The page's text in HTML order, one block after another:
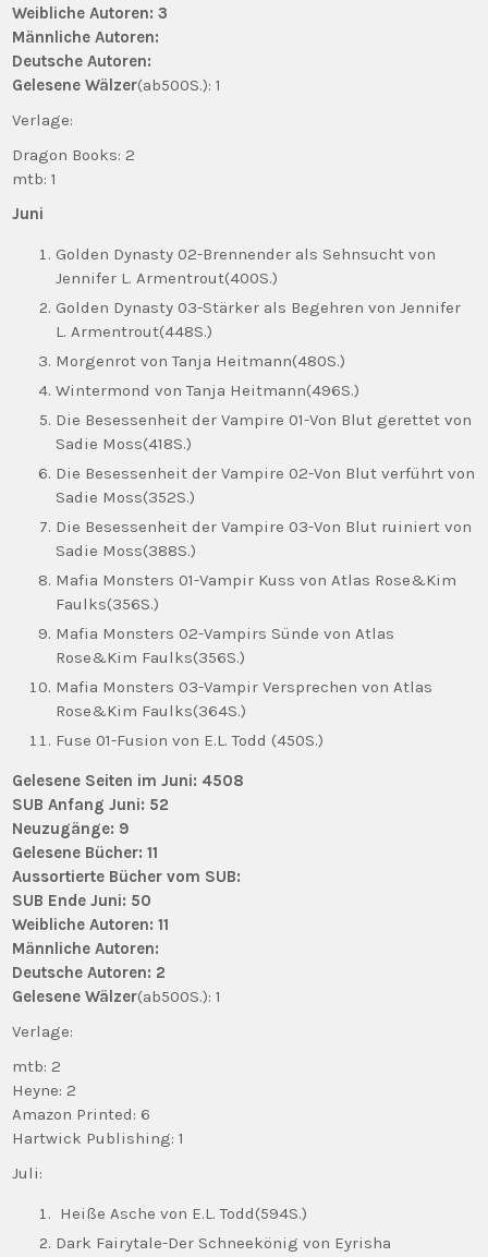
Weibliche Autoren: 3
Männliche Autoren:
Deutsche Autoren:
Gelesene Wälzer(ab500S.): 1
Verlage:
Dragon Books: 2
mtb: 1
Juni
Golden Dynasty 02-Brennender als Sehnsucht von
Jennifer L. Armentrout(400S.)
Golden Dynasty 03-Stärker als Begehren von Jennifer
L. Armentrout(448S.)
Morgenrot von Tanja Heitmann(480S.)
Wintermond von Tanja Heitmann(496S.)
Die Besessenheit der Vampire 01-Von Blut gerettet von
Sadie Moss(418S.)
Die Besessenheit der Vampire 02-Von Blut verführt von
Sadie Moss(352S.)
Die Besessenheit der Vampire 03-Von Blut ruiniert von
Sadie Moss(388S.)
Mafia Monsters 01-Vampir Kuss von Atlas Rose&Kim
Faulks(356S.)
Mafia Monsters 02-Vampirs Sünde von Atlas
Rose&Kim Faulks(356S.)
Mafia Monsters 03-Vampir Versprechen von Atlas
Rose&Kim Faulks(364S.)
Fuse 01-Fusion von E.L. Todd (450S.)
Gelesene Seiten im Juni: 4508
SUB Anfang Juni: 52
Neuzugänge: 9
Gelesene Bücher: 11
Aussortierte Bücher vom SUB:
SUB Ende Juni: 50
Weibliche Autoren: 11
Männliche Autoren:
Deutsche Autoren: 2
Gelesene Wälzer(ab500S.): 1
Verlage:
mtb: 2
Heyne: 2
Amazon Printed: 6
Hartwick Publishing: 1
Juli:
Heiße Asche von E.L. Todd(594S.)
Dark Fairytale-Der Schneekönig von Eyrisha